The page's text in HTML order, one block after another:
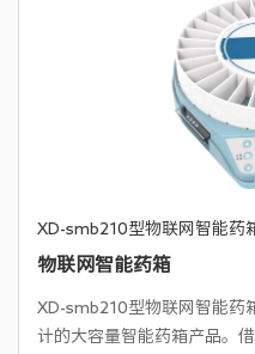
XD-smb210型物联网智能药
物联网智能药箱
XD-smb210型物联网智能药
计的大容量智能药箱产品。